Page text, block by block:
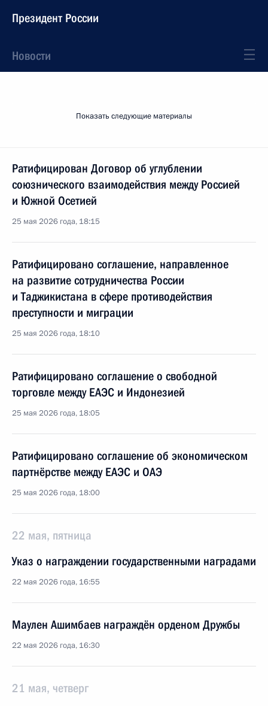
Президент России
Новости
Показать следующие материалы
Ратифицирован Договор об углублении
союзнического взаимодействия между Россией
и Южной Осетией
25 мая 2026 года, 18:15
Ратифицировано соглашение, направленное
на развитие сотрудничества России
и Таджикистана в сфере противодействия
преступности и миграции
25 мая 2026 года, 18:10
Ратифицировано соглашение о свободной
торговле между ЕАЭС и Индонезией
25 мая 2026 года, 18:05
Ратифицировано соглашение об экономическом
партнёрстве между ЕАЭС и ОАЭ
25 мая 2026 года, 18:00
22 мая, пятница
Указ о награждении государственными наградами
22 мая 2026 года, 16:55
Маулен Ашимбаев награждён орденом Дружбы
22 мая 2026 года, 16:30
21 мая, четверг